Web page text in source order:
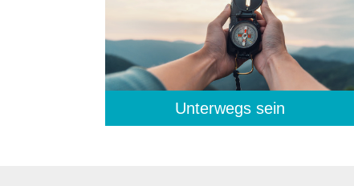
Unterwegs sein